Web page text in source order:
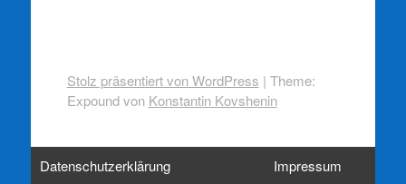
Stolz präsentiert von WordPress | Theme:
Expound von Konstantin Kovshenin
Impressum
Datenschutzerklärung